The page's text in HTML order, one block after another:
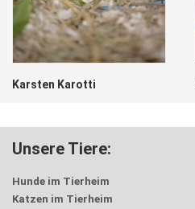
Karsten Karotti
Unsere Tiere:
Hunde im Tierheim
Katzen im Tierheim